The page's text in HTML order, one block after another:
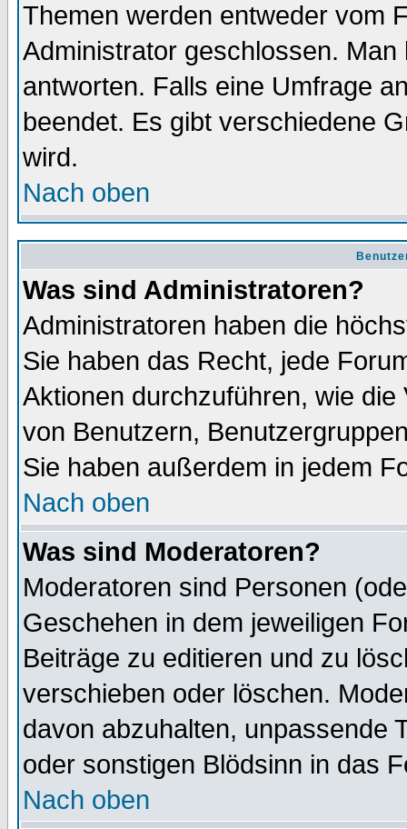
Themen werden entweder vom
Administrator geschlossen.
antworten. Falls eine Umfrage
beendet. Es gibt verschiedene
wird.
Nach oben
Was sind Administratoren?
Administratoren haben die
Sie haben das Recht, jede
Aktionen durchzuführen, wie
von Benutzern,
Sie haben außerdem in jedem
Nach oben
Was sind Moderatoren?
Moderatoren sind Personen
Geschehen in dem jeweiligen
Beiträge zu editieren und zu
verschieben oder löschen.
davon abzuhalten, unpassende
oder sonstigen Blödsinn in das
Nach oben